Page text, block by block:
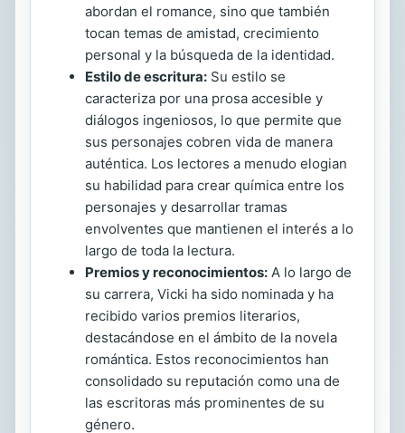
abordan el romance, sino que también
tocan temas de amistad, crecimiento
personal y la búsqueda de la identidad.
Estilo de escritura: Su estilo se
caracteriza por una prosa accesible y
diálogos ingeniosos, lo que permite que
sus personajes cobren vida de manera
auténtica. Los lectores a menudo elogian
su habilidad para crear química entre los
personajes y desarrollar tramas
envolventes que mantienen el interés a lo
largo de toda la lectura.
Premios y reconocimientos: A lo largo de
su carrera, Vicki ha sido nominada y ha
recibido varios premios literarios,
destacándose en el ámbito de la novela
romántica. Estos reconocimientos han
consolidado su reputación como una de
las escritoras más prominentes de su
género.